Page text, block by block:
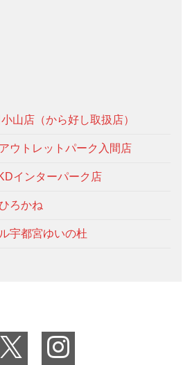
山店（から好し取扱店）
ウトレットパーク入間店
インターパーク店
ろかね
宇都宮ゆいの杜